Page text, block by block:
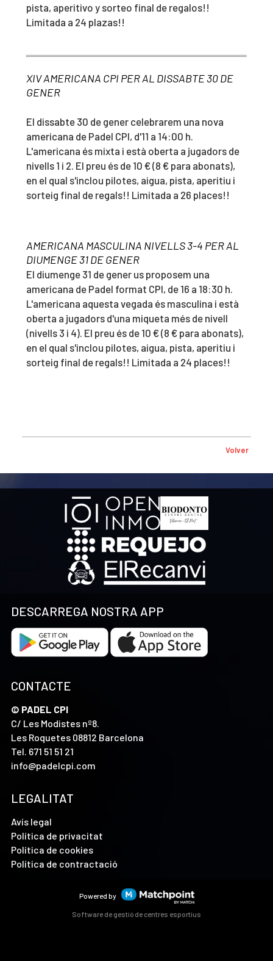
pista, aperitivo y sorteo final de regalos!!
Limitada a 24 plazas!!
XIV AMERICANA CPI PER AL DISSABTE 30 DE
GENER
El dissabte 30 de gener celebrarem una nova
americana de Padel CPI, d'11 a 14:00 h.
L'americana és mixta i està oberta a jugadors de
nivells 1 i 2. El preu és de 10 € (8 € para abonats),
en el qual s'inclou pilotes, aigua, pista, aperitiu i
sorteig final de regals!! Limitada a 26 places!!
AMERICANA MASCULINA NIVELLS 3-4 PER AL
DIUMENGE 31 DE GENER
El diumenge 31 de gener us proposem una
americana de Padel format CPI, de 16 a 18:30 h.
L'americana aquesta vegada és masculina i està
oberta a jugadors d'una miqueta més de nivell
(nivells 3 i 4). El preu és de 10 € (8 € para abonats),
en el qual s'inclou pilotes, aigua, pista, aperitiu i
sorteig final de regals!! Limitada a 24 places!!
Volver
DESCARREGA NOSTRA APP
CONTACTE
© PADEL CPI
C/ Les Modistes nº8.
Les Roquetes 08812 Barcelona
Tel. 671 51 51 21
info@padelcpi.com
LEGALITAT
Avís legal
Política de privacitat
Política de cookies
Política de contractació
Powered by
Software de gestió de centres esportius